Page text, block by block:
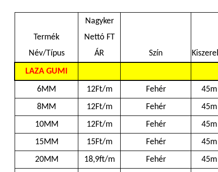
Termék
Név/Típus
Nagyker
Nettó FT
ÁR
Szín
LAZA GUMI
6MM
12Ft/m Fehér
45m
8MM
12Ft/m Fehér
45m
10MM
12Ft/m Fehér
45m
15MM
15Ft/m Fehér
45m
20MM
18,9ft/m Fehér
45m